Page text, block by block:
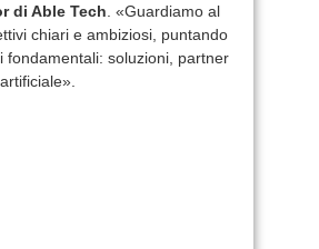
di Able Tech . «Guardiamo al
chiari e ambiziosi, puntando
fondamentali: soluzioni, partner